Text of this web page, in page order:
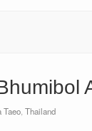
Taeo, Thailand